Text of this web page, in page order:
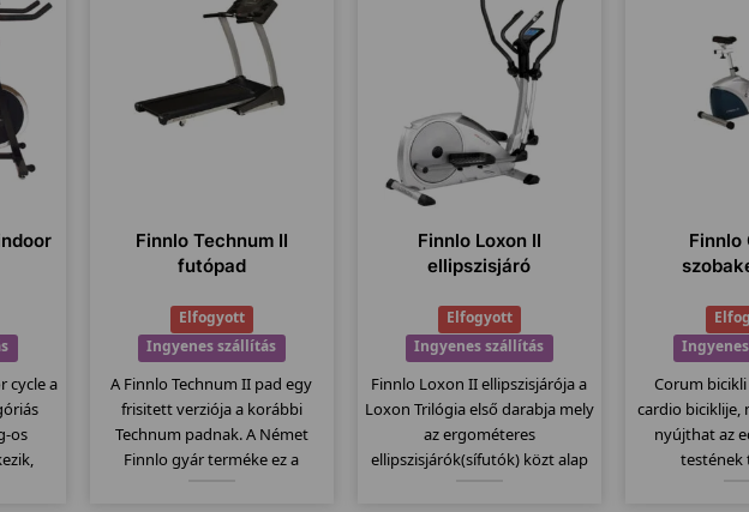
cycle a
os
Finnlo Technum II
futópad
Elfogyott
Ingyenes szállítás
A Finnlo Technum II pad egy
frisitett verziója a korábbi
Technum padnak. A Német
Finnlo gyár terméke ez a
Finnlo Loxon II
ellipszisjáró
Elfogyott
Ingyenes szállítás
Finnlo Loxon II ellipszisjárója a
Loxon Trilógia első darabja mely
az ergométeres
ellipszisjárók(sífutók) közt alap
Finnlo
Corum
cardio biciklije,
nyújthat az
testének